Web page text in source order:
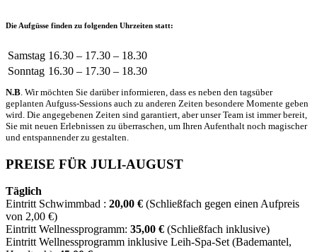
Die Aufgüsse finden zu folgenden Uhrzeiten statt:
Samstag 16.30 – 17.30 – 18.30
Sonntag 16.30 – 17.30 – 18.30
N.B . Wir möchten Sie darüber informieren, dass es neben den tagsüber
geplanten Aufguss-Sessions auch zu anderen Zeiten besondere Momente geben
wird. Die angegebenen Zeiten sind garantiert, aber unser Team ist immer bereit,
Sie mit neuen Erlebnissen zu überraschen, um Ihren Aufenthalt noch magischer
und entspannender zu gestalten.
PREISE FÜR JULI-AUGUST
Täglich
Eintritt Schwimmbad : 20,00 € (Schließfach gegen einen Aufpreis
von 2,00 €)
Eintritt Wellnessprogramm: 35,00 € (Schließfach inklusive)
Eintritt Wellnessprogramm inklusive Leih-Spa-Set (Bademantel,